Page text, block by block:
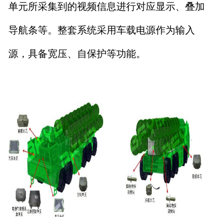
单元所采集到的视频信息进行对应显示、叠加
导航条等。整套系统采用车载电源作为输入
源，具备宽压、自保护等功能。